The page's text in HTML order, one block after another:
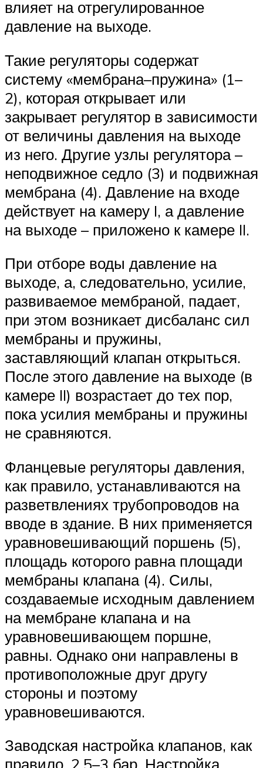
влияет на отрегулированное
давление на выходе.
Такие регуляторы содержат
систему «мембрана–пружина» (1–
2), которая открывает или
закрывает регулятор в зависимости
от величины давления на выходе
из него. Другие узлы регулятора –
неподвижное седло (3) и подвижная
мембрана (4). Давление на входе
действует на камеру I, а давление
на выходе – приложено к камере II.
При отборе воды давление на
выходе, а, следовательно, усилие,
развиваемое мембраной, падает,
при этом возникает дисбаланс сил
мембраны и пружины,
заставляющий клапан открыться.
После этого давление на выходе (в
камере II) возрастает до тех пор,
пока усилия мембраны и пружины
не сравняются.
Фланцевые регуляторы давления,
как правило, устанавливаются на
разветвлениях трубопроводов на
вводе в здание. В них применяется
уравновешивающий поршень (5),
площадь которого равна площади
мембраны клапана (4). Силы,
создаваемые исходным давлением
на мембране клапана и на
уравновешивающем поршне,
равны. Однако они направлены в
противоположные друг другу
стороны и поэтому
уравновешиваются.
Заводская настройка клапанов, как
правило, 2,5–3 бар. Настройка